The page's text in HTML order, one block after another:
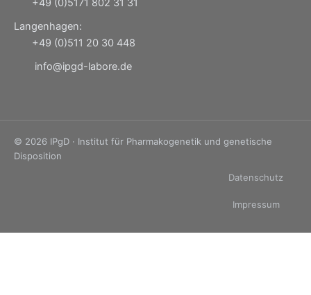
+49 (0)5171 802 31 31
Langenhagen:
+49 (0)511 20 30 448
info@ipgd-labore.de
© 2026 IPgD · Institut für Pharmakogenetik und genetische
Disposition
Datenschutz
Impressum